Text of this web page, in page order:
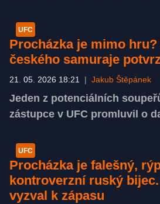
UFC
Procházka je mimo
českého samuraje
21. 05. 2026 18:21 Jakub Štěpánek
Jeden z potenciálních
zástupce v UFC promluvil o
UFC
Procházka je falešný,
kontroverzní ruský
vyzval k zápasu